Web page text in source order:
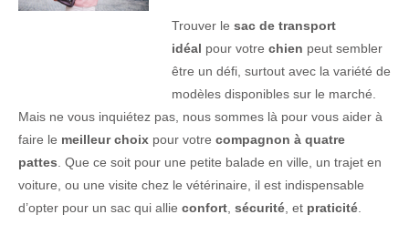
Trouver le sac de transport
idéal pour votre chien peut sembler
être un défi, surtout avec la variété de
modèles disponibles sur le marché.
Mais ne vous inquiétez pas, nous sommes là pour vous aider à
faire le meilleur choix pour votre compagnon à quatre
pattes . Que ce soit pour une petite balade en ville, un trajet en
voiture, ou une visite chez le vétérinaire, il est indispensable
d’opter pour un sac qui allie confort sécurité , et praticité